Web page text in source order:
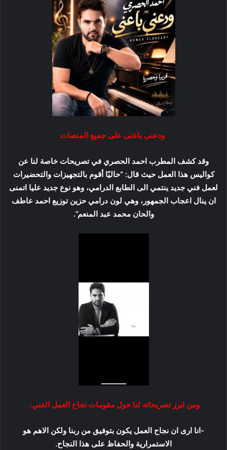
ودعنى باعنى على جميع المنصات
وقد كشف المطرب احمد الحصري في تصريحات خاصة لنا عن
كواليس هذا العمل حيث قال: “حاليًا أقوم بالتجهيزات والتحضيرات
لعمل فني جديد ينتمي الى الطابع الدرامي، وهو نوع جديد عليا اتمنى
ان ينال اعجاب الجمهور، وهي لون درامي حزين توزيع احمد عاطف
والحان محمد عبد المنعم”.
ومن ابرز تصريحاته لنا حول مقومات نجاح العمل الفني:
-انا ارى ان نجاح العمل يكون بتوفيق من ربنا ولكن الاهم هو
الاستمرارية والحفاظ على هذا النجاح.